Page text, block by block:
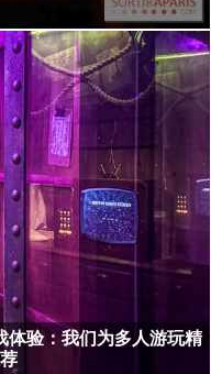
体验：我们为多人游玩精